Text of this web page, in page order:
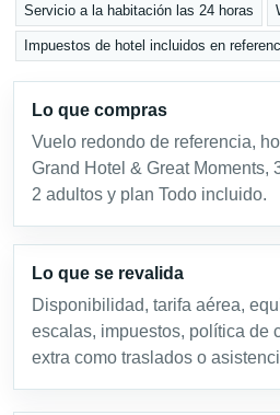
Servicio a la habitación las 24 horas
Impuestos de hotel incluidos en
Lo que compras
Vuelo redondo de referencia,
Grand Hotel & Great Moments,
2 adultos y plan Todo incluido.
Lo que se revalida
Disponibilidad, tarifa aérea,
escalas, impuestos, política de
extra como traslados o